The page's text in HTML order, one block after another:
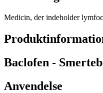
Medicin, der indeholder
Baclofen -
Anvendelse